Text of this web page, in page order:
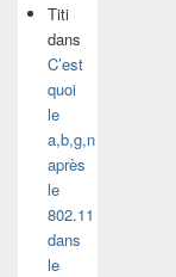
Titi
dans
C’est
quoi
le
a,b,g,n
après
le
802.11
dans
le